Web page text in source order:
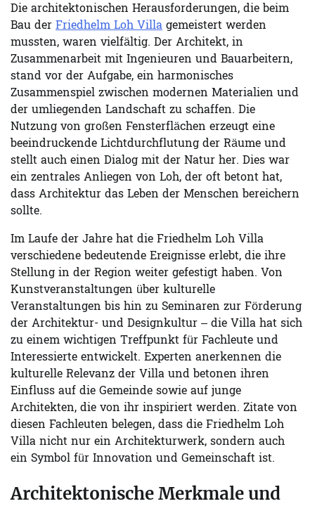
Die architektonischen Herausforderungen, die beim
Bau der Friedhelm Loh Villa gemeistert werden
mussten, waren vielfältig. Der Architekt, in
Zusammenarbeit mit Ingenieuren und Bauarbeitern,
stand vor der Aufgabe, ein harmonisches
Zusammenspiel zwischen modernen Materialien und
der umliegenden Landschaft zu schaffen. Die
Nutzung von großen Fensterflächen erzeugt eine
beeindruckende Lichtdurchflutung der Räume und
stellt auch einen Dialog mit der Natur her. Dies war
ein zentrales Anliegen von Loh, der oft betont hat,
dass Architektur das Leben der Menschen bereichern
sollte.
Im Laufe der Jahre hat die Friedhelm Loh Villa
verschiedene bedeutende Ereignisse erlebt, die ihre
Stellung in der Region weiter gefestigt haben. Von
Kunstveranstaltungen über kulturelle
Veranstaltungen bis hin zu Seminaren zur Förderung
der Architektur- und Designkultur – die Villa hat sich
zu einem wichtigen Treffpunkt für Fachleute und
Interessierte entwickelt. Experten anerkennen die
kulturelle Relevanz der Villa und betonen ihren
Einfluss auf die Gemeinde sowie auf junge
Architekten, die von ihr inspiriert werden. Zitate von
diesen Fachleuten belegen, dass die Friedhelm Loh
Villa nicht nur ein Architekturwerk, sondern auch
ein Symbol für Innovation und Gemeinschaft ist.
Architektonische Merkmale und